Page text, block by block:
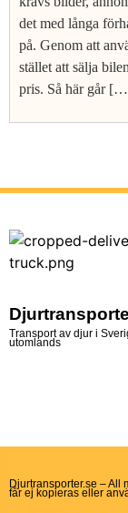
det med långa
på. Genom att
stället att sälja
pris. Så här går
Transport av djur i
utomlands
Djurtransporter.se – All
får ej kopieras eller